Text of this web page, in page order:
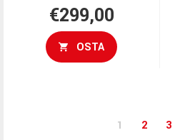
€299,00
OSTA
1 2 3